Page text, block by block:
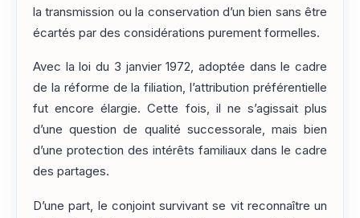
la transmission ou la conservation d’un bien sans être
écartés par des considérations purement formelles.
Avec la loi du 3 janvier 1972, adoptée dans le cadre
de la réforme de la filiation, l’attribution préférentielle
fut encore élargie. Cette fois, il ne s’agissait plus
d’une question de qualité successorale, mais bien
d’une protection des intérêts familiaux dans le cadre
des partages.
D’une part, le conjoint survivant se vit reconnaître un